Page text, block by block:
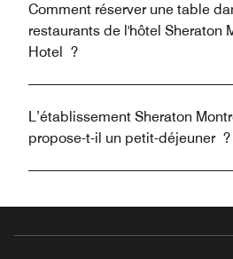
Comment réserver une table
restaurants de l'hôtel Sheraton
Hotel ?
L’établissement Sheraton
propose-t-il un petit-déjeuner ?